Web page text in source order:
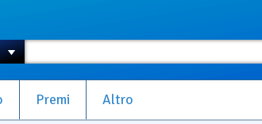
Premi Altro